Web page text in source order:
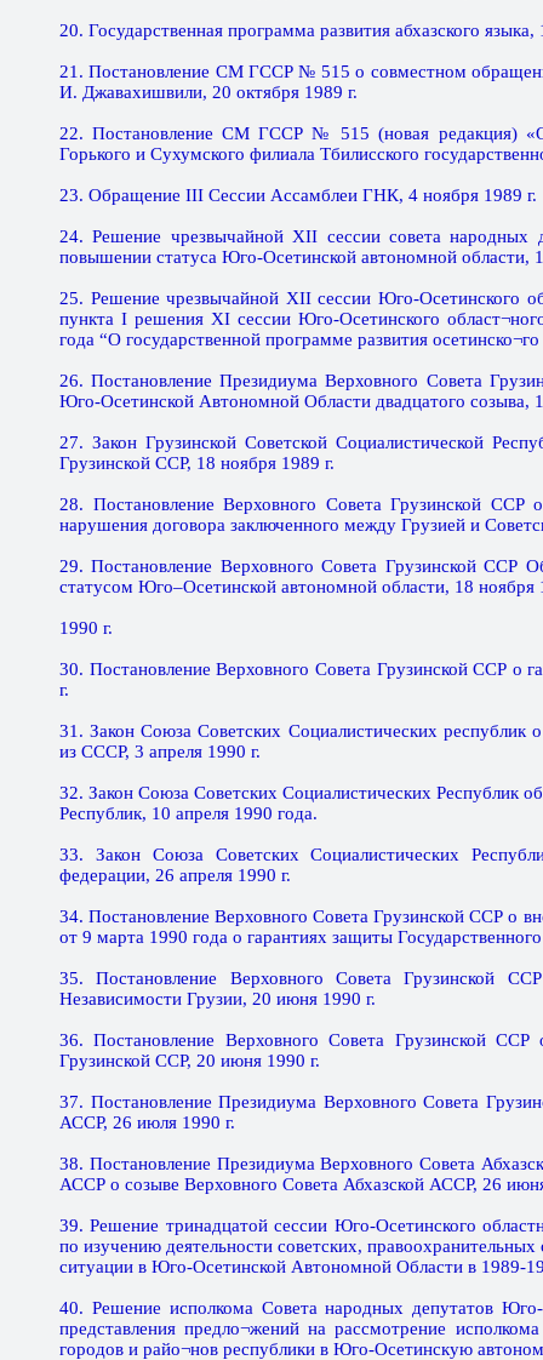
20. Государственная программа развития абхазского языка,
21. Постановление СМ ГССР № 515 о совместном
И. Джавахишвили, 20 октября 1989 г.
22. Постановление СМ ГССР № 515 (новая редакция)
Горького и Сухумского филиала Тбилисского
23. Обращение III Сессии Ассамблеи ГНК, 4 ноября 1989 г.
24. Решение чрезвычайной ХII сессии совета народных
повышении статуса Юго-Осетинской автономной области,
25. Решение чрезвычайной ХII сессии Юго-Осетинского
пункта I решения XI сессии Юго-Осетинского
года “О государственной программе развития
26. Постановление Президиума Верховного Совета
Юго-Осетинской Автономной Области двадцатого созыва,
27. Закон Грузинской Советской Социалистической
Грузинской ССР, 18 ноября 1989 г.
28. Постановление Верховного Совета Грузинской ССР
нарушения договора заключенного между Грузией и
29. Постановление Верховного Совета Грузинской ССР
статусом Юго–Осетинской автономной области, 18 ноября
1990 г.
30. Постановление Верховного Совета Грузинской ССР о
г.
31. Закон Союза Советских Социалистических
из СССР, 3 апреля 1990 г.
32. Закон Союза Советских Социалистических
Республик, 10 апреля 1990 года.
33. Закон Союза Советских Социалистических
федерации, 26 апреля 1990 г.
34. Постановление Верховного Совета Грузинской ССР о
от 9 марта 1990 года о гарантиях защиты
35. Постановление Верховного Совета Грузинской
Независимости Грузии, 20 июня 1990 г.
36. Постановление Верховного Совета Грузинской
Грузинской ССР, 20 июня 1990 г.
37. Постановление Президиума Верховного Совета
АССР, 26 июля 1990 г.
38. Постановление Президиума Верховного Совета
АССР о созыве Верховного Совета Абхазской АССР, 26
39. Решение тринадцатой сессии Юго-Осетинского
по изучению деятельности советских,
ситуации в Юго-Осетинской Автономной Области в 1989-
40. Решение исполкома Совета народных депутатов
представления предло¬жений на рассмотрение
городов и райо¬нов республики в Юго-Осетинскую